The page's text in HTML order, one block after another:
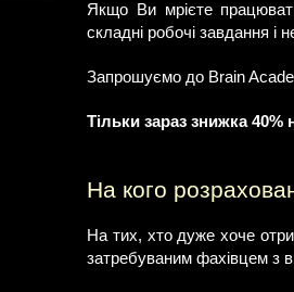
Якщо Ви мрієте
складні робочі завдання і
Запрошуємо до Brain
Тільки зараз знижка 40%
На кого
На тих, хто дуже хоче
затребуваним фахівцем з